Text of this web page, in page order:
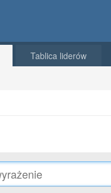
Tablica liderów